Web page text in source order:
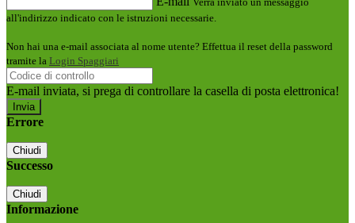
all'indirizzo indicato con le istruzioni necessarie.
Non hai una e-mail associata al nome utente? Effettua il reset della password
tramite la Login Spaggiari
E-mail inviata, si prega di controllare la casella di posta elettronica!
Errore
Chiudi
Successo
Chiudi
Informazione